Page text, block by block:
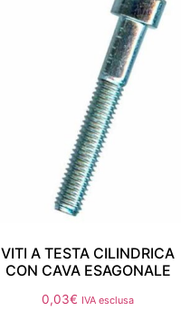
VITI A TESTA CILINDRICA
CON CAVA ESAGONALE
0,03€ IVA esclusa